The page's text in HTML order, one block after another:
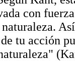
con
naturaleza.
tu acción